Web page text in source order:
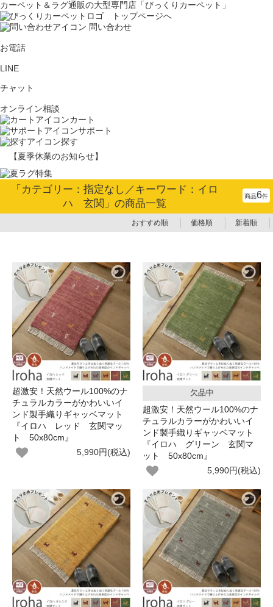
カーペット＆ラグ通販の大型専門店「びっくりカーペット」
問い合わせ
お電話
LINE
チャット
オンライン相談
カート
サポート
探す
【夏季休業のお知らせ】
「カテゴリー：指定なし／キーワード：イロ
ハ 玄関」の商品一覧
商品6件
おすすめ順 価格順 新着順
超激安！天然ウール100%のナ
チュラルカラーがかわいいイ
ンド製手織りギャッベマット
『イロハ レッド 玄関マッ
ト 50x80cm』
5,990円(税込)
欠品中
超激安！天然ウール100%のナ
チュラルカラーがかわいいイ
ンド製手織りギャッベマット
『イロハ グリーン 玄関マ
ット 50x80cm』
5,990円(税込)